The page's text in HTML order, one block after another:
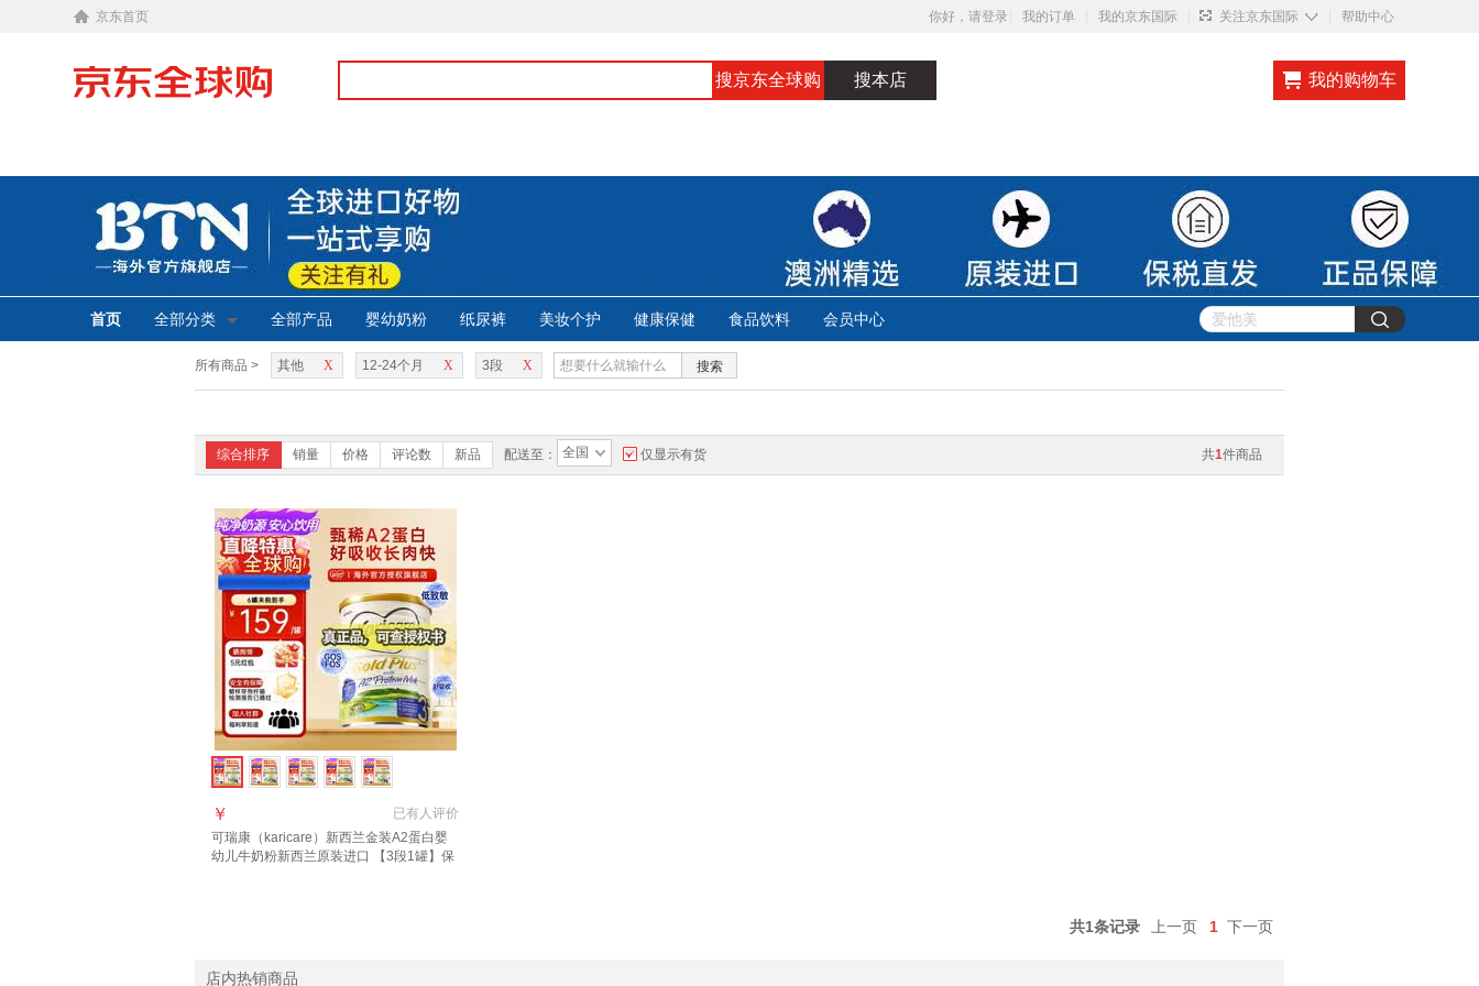
京东首页 你好，请登录 我的订单 我的京东国际 关注京东国际 ◇ 帮助中心
搜京东全球购 搜本店 我的购物车
首页 全部分类 全部产品 婴幼奶粉 纸尿裤 美妆个护 健康保健 食品饮料 会员中心
所有商品 > X
其他 X
12-24个月 X
3段 搜索
共1件商品
综合排序 销量 价格 评论数 新品 配送至： 全国 仅显示有货
已有人评价
￥
可瑞康（karicare）新西兰金装A2蛋白婴
幼儿牛奶粉新西兰原装进口 【3段1罐】保
共1条记录 上一页 1 下一页
店内热销商品